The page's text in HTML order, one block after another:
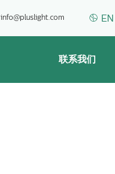
 EN
info@pluslight.com
联系我们